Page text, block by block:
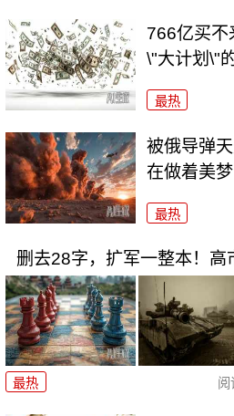
766亿买不
\"大计划\"
最热
被俄导弹
在做着美梦
最热
删去28字，扩军一整本！高
最热 阅